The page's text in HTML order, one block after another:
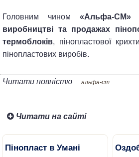
Головним чином «Альфа-CM»
виробництві та продажах
термоблоків, пінопластової
пінопластових виробів.
Читати повністю альфа-cm
Читати на сайті
Пінопласт в Умані